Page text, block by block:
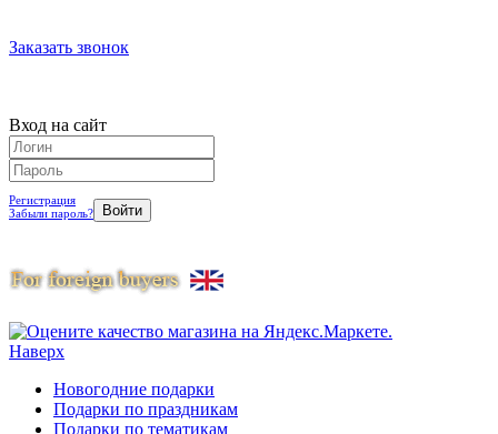
Заказать звонок
Вход на сайт
Регистрация
Забыли пароль?
Наверх
Новогодние подарки
Подарки по праздникам
Подарки по тематикам